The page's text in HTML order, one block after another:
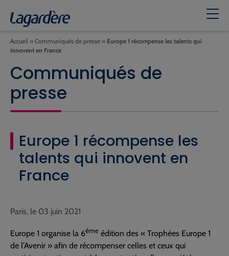
Accueil » Communiqués de presse » Europe 1 récompense les talents qui
innovent en France
Communiqués de
presse
Europe 1 récompense les
talents qui innovent en
France
Paris, le 03 juin 2021
Europe 1 organise la 6ème édition des « Trophées Europe 1
de l’Avenir » afin de récompenser celles et ceux qui